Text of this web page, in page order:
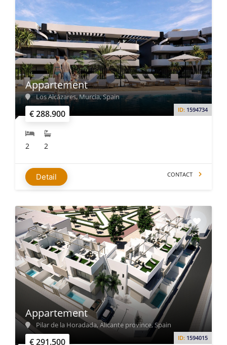
€ 288.900 ID: 1594734
Appartement
Los Alcázares, Murcia, Spain
2 2
Detail CONTACT
€ 291.500 ID: 1594015
Appartement
Pilar de la Horadada, Alicante province, Spain